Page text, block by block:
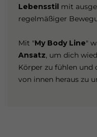
Lebensstil mit
regelmäßiger
Mit "My Body Line"
Ansatz, um dich
Körper zu fühlen und
von innen heraus zu